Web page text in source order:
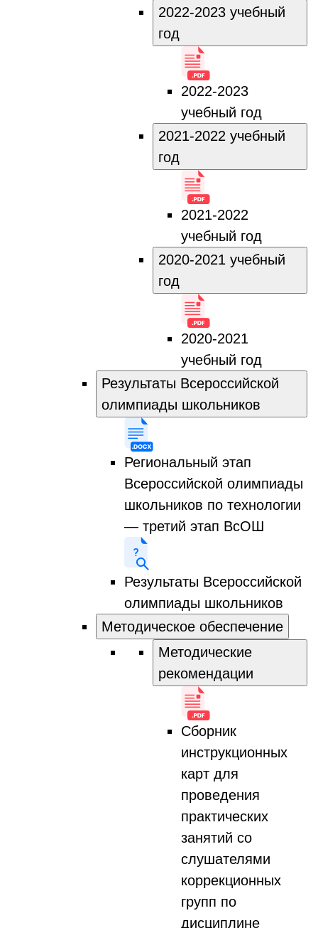
2022-2023 учебный
год
2022-2023
учебный год
2021-2022 учебный
год
2021-2022
учебный год
2020-2021 учебный
год
2020-2021
учебный год
Результаты Всероссийской
олимпиады школьников
Региональный этап
Всероссийской олимпиады
школьников по технологии
— третий этап ВсОШ
Результаты Всероссийской
олимпиады школьников
Методическое обеспечение
Методические
рекомендации
Сборник
инструкционных
карт для
проведения
практических
занятий со
слушателями
коррекционных
групп по
дисциплине